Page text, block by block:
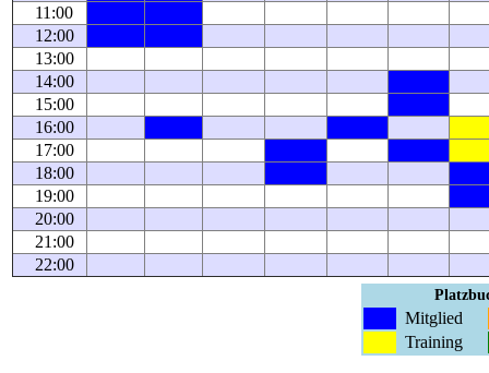
11:00
12:00
13:00
14:00
15:00
16:00
17:00
18:00
19:00
20:00
21:00
22:00
Mitglied
Training